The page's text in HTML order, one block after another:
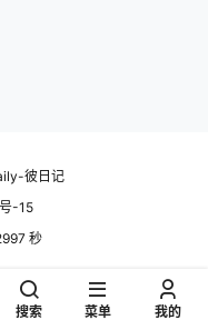
彼日记
-15
秒
搜索 菜单 我的